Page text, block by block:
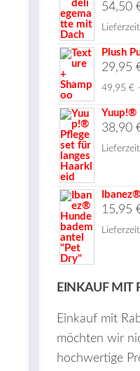
54,50
Plush
29,95
49,95 €
Yuup!®
38,90
15,95
EINKAUF MIT
Einkauf mit
möchten wir
hochwertige